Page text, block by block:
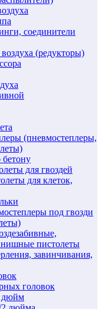
соединители
(редукторы)
(пневмостеплеры,
для гвоздей
для клеток,
под гвозди
пистолеты
завинчивания,
головок
дюйм